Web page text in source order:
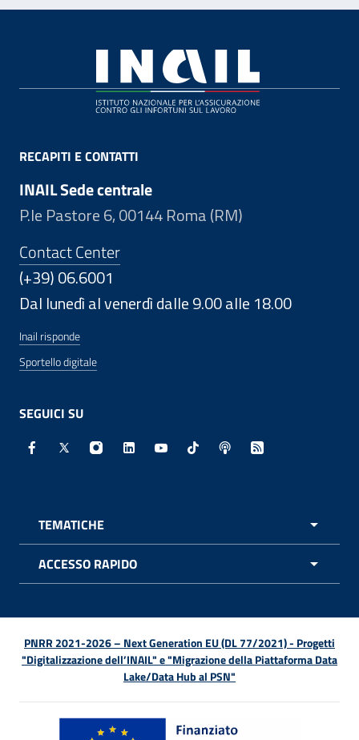
RECAPITI E CONTATTI
INAIL Sede centrale
P.le Pastore 6, 00144 Roma (RM)
Contact Center
(+39) 06.6001
Dal lunedì al venerdì dalle 9.00 alle 18.00
Inail risponde
Sportello digitale
SEGUICI SU
Facebook - Sito esterno - Apertura in nuova finestra
X - Sito esterno - Apertura in nuova finestra
Instagram - Sito esterno - Apertura in
Linkedin - Sito esterno - Apertura in
Youtube - Sito esterno -
TikTok - Sito esterno -
Spreaker - Sito
Feed RSS -
TEMATICHE
ACCESSO RAPIDO
PNRR 2021-2026 – Next Generation EU (DL 77/2021) - Progetti
"Digitalizzazione dell’INAIL" e "Migrazione della Piattaforma Data
Lake/Data Hub al PSN"